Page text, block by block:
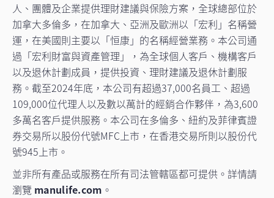
人、團體及企業提供理財建議與保險方案，全球總部位於
加拿大多倫多，在加拿大、亞洲及歐洲以「宏利」名稱營
運，在美國則主要以「恒康」的名稱經營業務。本公司通
過「宏利財富與資產管理」，為全球個人客戶、機構客戶
以及退休計劃成員，提供投資、理財建議及退休計劃服
務。截至2024年底，本公司有超過37,000名員工、超過
109,000位代理人以及數以萬計的經銷合作夥伴，為3,600
多萬名客戶提供服務。本公司在多倫多、紐約及菲律賓證
券交易所以股份代號MFC上市，在香港交易所則以股份代
號945上市。
並非所有產品或服務在所有司法管轄區都可提供。詳情請
瀏覽 manulife.com 。